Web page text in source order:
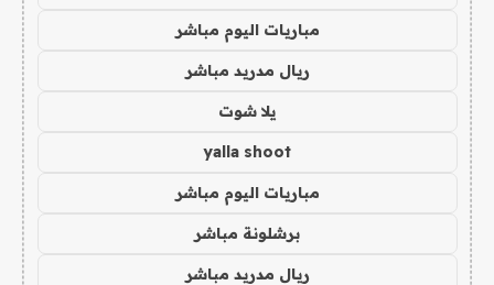
مباريات اليوم مباشر
ريال مدريد مباشر
يلا شوت
yalla shoot
مباريات اليوم مباشر
برشلونة مباشر
ريال مدريد مباشر